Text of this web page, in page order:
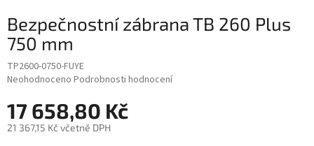
Bezpečnostní zábrana TB 260 Plus
750 mm
TP2600-0750-FUYE
Průměrné
produktu
je
0,0
Neohodnoceno Podrobnosti hodnocení
17 658,80 Kč
21 367,15 Kč včetně DPH